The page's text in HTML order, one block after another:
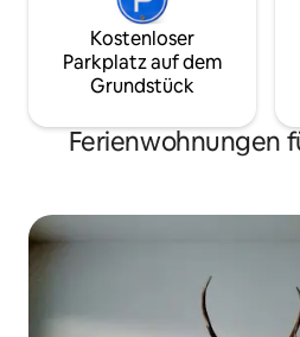
Kostenloser
Parkplatz auf dem
Grundstück
Ferienwohnungen